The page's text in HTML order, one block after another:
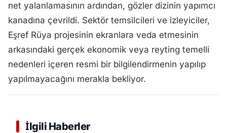
net yalanlamasının ardından, gözler dizinin yapımcı
kanadına çevrildi. Sektör temsilcileri ve izleyiciler,
Eşref Rüya projesinin ekranlara veda etmesinin
arkasındaki gerçek ekonomik veya reyting temelli
nedenleri içeren resmi bir bilgilendirmenin yapılıp
yapılmayacağını merakla bekliyor.
İlgili Haberler